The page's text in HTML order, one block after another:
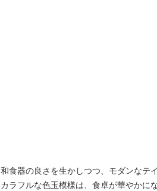
和食器の良さを生かしつつ、モダンなテ
カラフルな色玉模様は、食卓が華やかに